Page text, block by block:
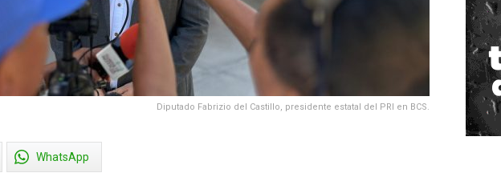
Diputado Fabrizio del Castillo, presidente estatal del PRI en BCS.
WhatsApp